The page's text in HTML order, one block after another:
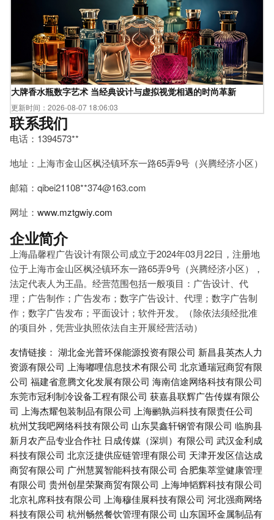
大牌香水瓶数字艺术 当经典设计与虚拟视觉相遇的时尚革新
更新时间：2026-08-07 18:06:03
联系我们
电话：1394573**
地址：上海市金山区枫泾镇环东一路65弄9号（兴腾经济小区）
邮箱：qibei21108**374@163.com
网址： www.mztgwiy.com
企业简介
上海晶馨程广告设计有限公司成立于2024年03月22日，注册地
位于上海市金山区枫泾镇环东一路65弄9号（兴腾经济小区），
法定代表人为王晶。经营范围包括一般项目：广告设计、代
理；广告制作；广告发布；数字广告设计、代理；数字广告制
作；数字广告发布；平面设计；软件开发。（除依法须经批准
的项目外，凭营业执照依法自主开展经营活动）
友情链接： 湖北金光普环保能源投资有限公司 新昌县英杰人力
资源有限公司 上海嘟哩信息技术有限公司 北京通瑞冠商贸有限
公司 福建省意腾文化发展有限公司 海南信途网络科技有限公司
东莞市冠利制冷设备工程有限公司 获嘉县联辉广告传媒有限公
司 上海杰耀包装制品有限公司 上海鹂孰岿科技有限责任公司
杭州艾我吧网络科技有限公司 山东昊鑫轩钢管有限公司 临朐县
新月农产品专业合作社 日成传媒（深圳）有限公司 武汉金利成
科技有限公司 北京泛捷供应链管理有限公司 天津开发区信达成
商贸有限公司 广州慧翼智能科技有限公司 合肥集萃堂健康管理
有限公司 贵州创星荣聚商贸有限公司 上海坤韬辉科技有限公司
北京礼席科技有限公司 上海穆佳展科技有限公司 河北强商网络
科技有限公司 杭州畅然餐饮管理有限公司 山东国环金属制品有